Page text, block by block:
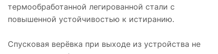
термообработанной легированной стали с
повышенной устойчивостью к истиранию.
Спусковая верёвка при выходе из устройства не